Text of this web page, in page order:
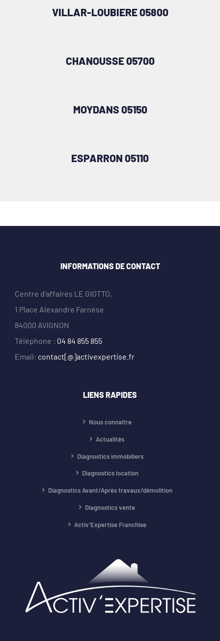
VILLAR-LOUBIERE 05800
CHANOUSSE 05700
MOYDANS 05150
ESPARRON 05110
INFORMATIONS DE CONTACT
Centre d’affaires LE GIOTTO,
1 Place Alexandre Farnése
84000 AVIGNON
Téléphone : 04 84 855 855
Email: contact[@]activexpertise.fr
LIENS RAPIDES
Nous connaître
Actualités
Diagnostics immobiliers
Diagnostics location
Diagnostics Avant/Après travaux/démolition
Diagnostics vente
Activ’Expertise Franchise